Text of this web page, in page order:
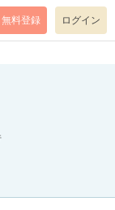
level=notice
無料登録 ログイン